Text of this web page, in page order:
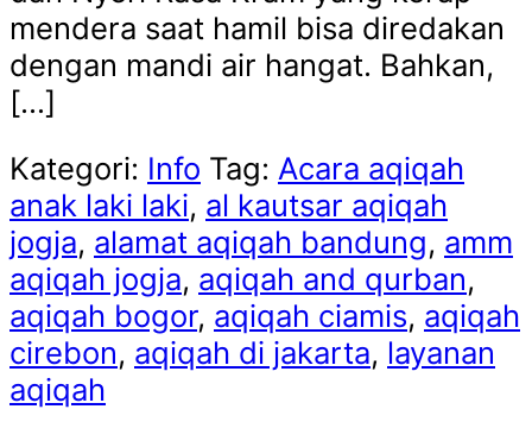
mendera saat hamil bisa diredakan
dengan mandi air hangat. Bahkan,
[…]
Kategori: Info Tag: Acara aqiqah
anak laki laki, al kautsar aqiqah
jogja, alamat aqiqah bandung, amm
aqiqah jogja, aqiqah and qurban,
aqiqah bogor, aqiqah ciamis, aqiqah
cirebon, aqiqah di jakarta, layanan
aqiqah